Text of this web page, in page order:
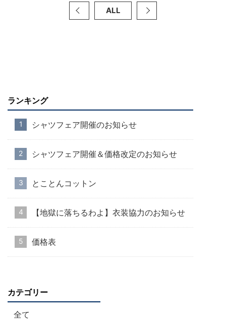
ALL
ランキング
シャツフェア開催のお知らせ
シャツフェア開催＆価格改定のお知らせ
とことんコットン
【地獄に落ちるわよ】衣装協力のお知らせ
価格表
カテゴリー
全て